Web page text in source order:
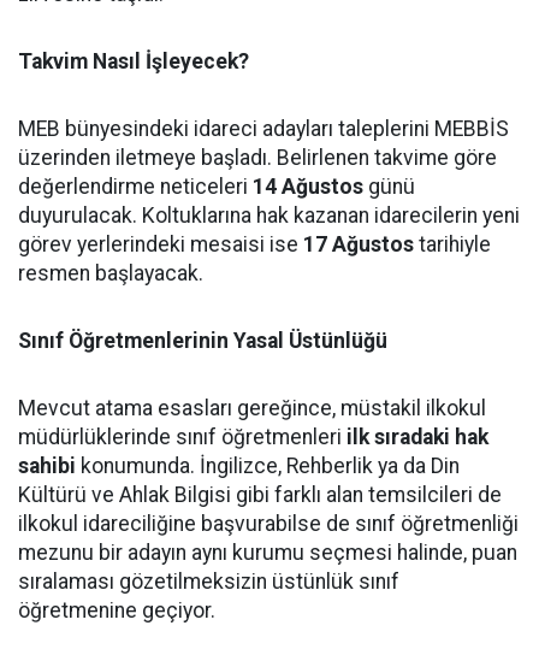
Takvim Nasıl İşleyecek?
MEB bünyesindeki idareci adayları taleplerini MEBBİS
üzerinden iletmeye başladı. Belirlenen takvime göre
değerlendirme neticeleri 14 Ağustos günü
duyurulacak. Koltuklarına hak kazanan idarecilerin yeni
görev yerlerindeki mesaisi ise 17 Ağustos tarihiyle
resmen başlayacak.
Sınıf Öğretmenlerinin Yasal Üstünlüğü
Mevcut atama esasları gereğince, müstakil ilkokul
müdürlüklerinde sınıf öğretmenleri ilk sıradaki hak
sahibi konumunda. İngilizce, Rehberlik ya da Din
Kültürü ve Ahlak Bilgisi gibi farklı alan temsilcileri de
ilkokul idareciliğine başvurabilse de sınıf öğretmenliği
mezunu bir adayın aynı kurumu seçmesi halinde, puan
sıralaması gözetilmeksizin üstünlük sınıf
öğretmenine geçiyor.